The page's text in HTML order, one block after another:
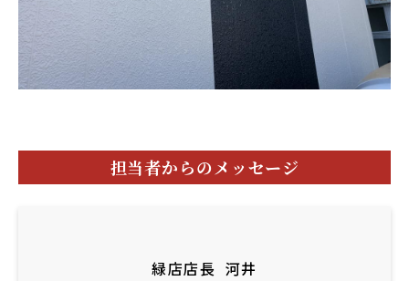
担当者からのメッセージ
緑店店長 河井